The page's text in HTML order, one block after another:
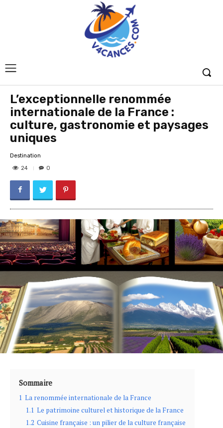
L’exceptionnelle renommée
internationale de la France :
culture, gastronomie et paysages
uniques
Destination
24
0
Sommaire
1 La renommée internationale de la France
1.1 Le patrimoine culturel et historique de la France
1.2 Cuisine française : un pilier de la culture française